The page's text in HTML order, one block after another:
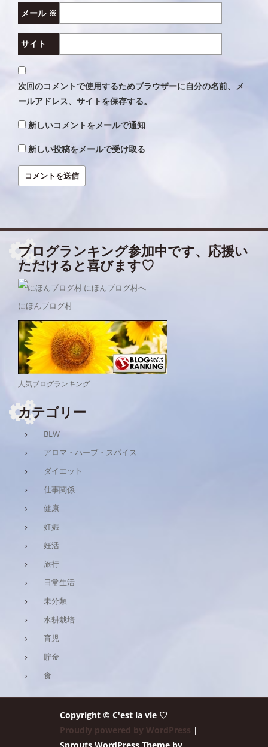
メール ※
サイト
次回のコメントで使用するためブラウザーに自分の名前、メ
ールアドレス、サイトを保存する。
新しいコメントをメールで通知
新しい投稿をメールで受け取る
ブログランキング参加中です、応援い
ただけると喜びます♡
にほんブログ村
人気ブログランキング
カテゴリー
BLW
アロマ・ハーブ・スパイス
ダイエット
仕事関係
健康
妊娠
妊活
旅行
日常生活
未分類
水耕栽培
育児
貯金
食
Copyright © C'est la vie ♡
Proudly powered by WordPress |
Sprouts WordPress Theme by